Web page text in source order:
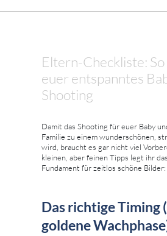
Eltern-Checkliste:
euer entspanntes
Shooting
Damit das Shooting für euer Baby
Familie zu einem wunderschönen,
wird, braucht es gar nicht viel
kleinen, aber feinen Tipps legt ihr
Fundament für zeitlos schöne Bilder:
Das richtige Timing
goldene